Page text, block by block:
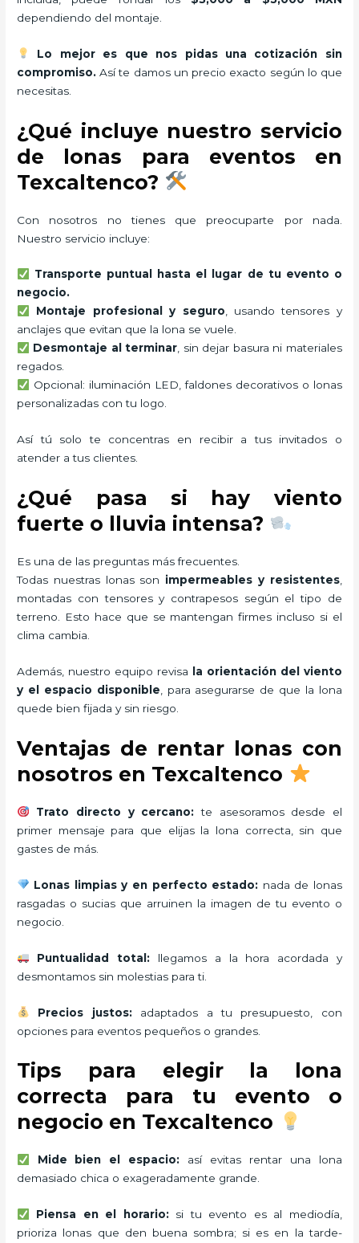
dependiendo del montaje.
Lo mejor es que nos pidas una cotización sin
compromiso. Así te damos un precio exacto según lo que
necesitas.
¿Qué incluye nuestro servicio
de lonas para eventos en
Texcaltenco?
Con nosotros no tienes que preocuparte por nada.
Nuestro servicio incluye:
Transporte puntual hasta el lugar de tu evento o
negocio.
Montaje profesional y seguro, usando tensores y
anclajes que evitan que la lona se vuele.
Desmontaje al terminar, sin dejar basura ni materiales
regados.
Opcional: iluminación LED, faldones decorativos o lonas
personalizadas con tu logo.
Así tú solo te concentras en recibir a tus invitados o
atender a tus clientes.
¿Qué pasa si hay viento
fuerte o lluvia intensa?
Es una de las preguntas más frecuentes.
Todas nuestras lonas son impermeables y resistentes,
montadas con tensores y contrapesos según el tipo de
terreno. Esto hace que se mantengan firmes incluso si el
clima cambia.
Además, nuestro equipo revisa
la orientación del viento
y el espacio disponible , para asegurarse de que la lona
quede bien fijada y sin riesgo.
Ventajas de rentar lonas con
nosotros en Texcaltenco
Trato directo y cercano: te asesoramos desde el
primer mensaje para que elijas la lona correcta, sin que
gastes de más.
Lonas limpias y en perfecto estado: nada de lonas
rasgadas o sucias que arruinen la imagen de tu evento o
negocio.
Puntualidad total: llegamos a la hora acordada y
desmontamos sin molestias para ti.
Precios justos:adaptados a tu presupuesto, con
opciones para eventos pequeños o grandes.
Tips para elegir la lona
correcta para tu evento o
negocio en Texcaltenco
Mide bien el espacio: así evitas rentar una lona
demasiado chica o exageradamente grande.
Piensa en el horario:si tu evento es al mediodía,
prioriza lonas que den buena sombra; si es en la tarde-